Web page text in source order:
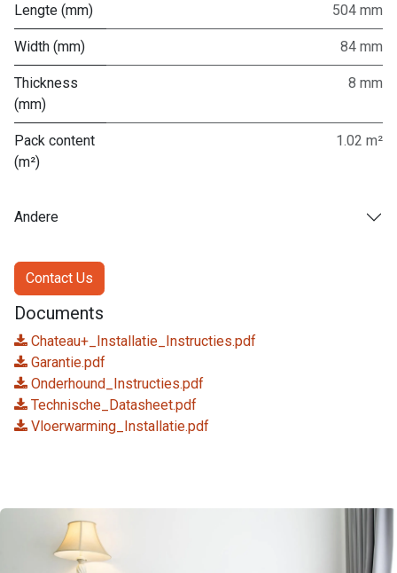
Lengte (mm) 504 mm
Width (mm) 84 mm
Thickness
(mm)
8 mm
Pack content
(m²)
1.02 m²
Andere
Contact Us
Documents
Chateau+_Installatie_Instructies.pdf
Garantie.pdf
Onderhound_Instructies.pdf
Technische_Datasheet.pdf
Vloerwarming_Installatie.pdf